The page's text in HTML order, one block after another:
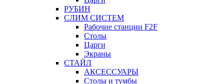
РУБИН
СЛИМ СИСТЕМ
Рабочие станции F2F
Столы
Царги
Экраны
СТАЙЛ
АКСЕССУАРЫ
Столы и тумбы